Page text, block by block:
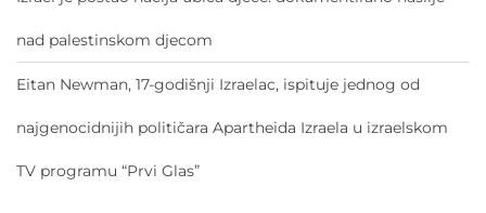
nad palestinskom djecom
Eitan Newman, 17-godišnji Izraelac, ispituje jednog od
najgenocidnijih političara Apartheida Izraela u izraelskom
TV programu “Prvi Glas”